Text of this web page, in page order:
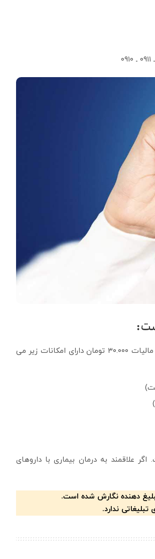
سیم کارت زمردی اعتباری همراه اول با پیش شماره ۰۹۹۳ و قیمت با احتساب مالیات ۳۰.۰۰۰ تومان دارای امکانات زیر می
علاقمند به درمان بیماری با داروهای
دهنده نگارش شده است.
ندارد.